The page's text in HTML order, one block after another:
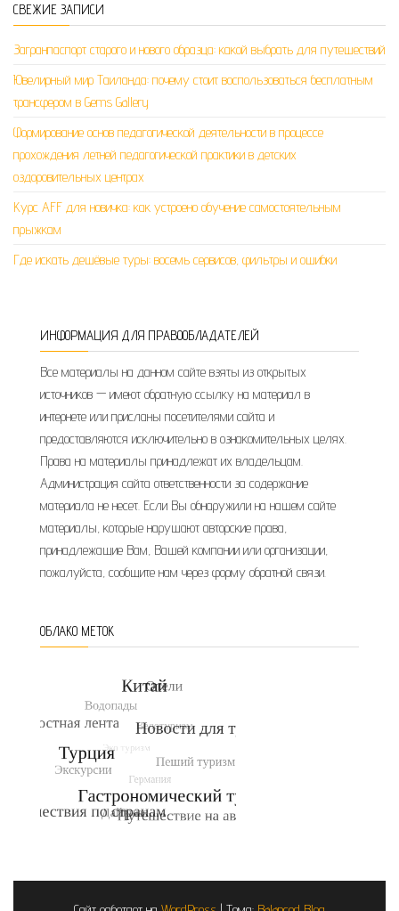
СВЕЖИЕ ЗАПИСИ
Загранпаспорт старого и нового образца: какой выбрать для путешествий
Ювелирный мир Таиланда: почему стоит воспользоваться бесплатным
трансфером в Gems Gallery
Формирование основ педагогической деятельности в процессе
прохождения летней педагогической практики в детских
оздоровительных центрах
Курс AFF для новичка: как устроено обучение самостоятельным
прыжкам
Где искать дешёвые туры: восемь сервисов, фильтры и ошибки
ИНФОРМАЦИЯ ДЛЯ ПРАВООБЛАДАТЕЛЕЙ
Все материалы на данном сайте взяты из открытых
источников — имеют обратную ссылку на материал в
интернете или присланы посетителями сайта и
предоставляются исключительно в ознакомительных целях.
Права на материалы принадлежат их владельцам.
Администрация сайта ответственности за содержание
материала не несет. Если Вы обнаружили на нашем сайте
материалы, которые нарушают авторские права,
принадлежащие Вам, Вашей компании или организации,
пожалуйста, сообщите нам через форму обратной связи.
ОБЛАКО МЕТОК